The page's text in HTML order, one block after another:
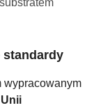
standardy
wypracowanym